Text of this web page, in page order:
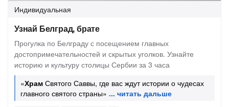
Индивидуальная
Узнай Белград, брате
Прогулка по Белграду с посещением главных
достопримечательностей и скрытых уголков. Узнайте
историю и культуру столицы Сербии за 3 часа
«Храм Святого Саввы, где вас ждут истории о чудесах
главного святого страны»